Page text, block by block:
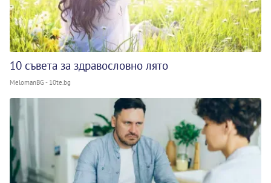
10 съвета за здравословно лято
MelomanBG - 10te.bg